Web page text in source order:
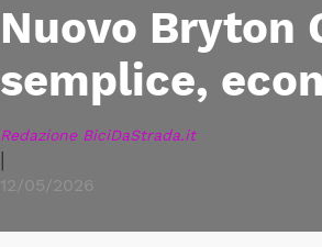
Nuovo Bryton
semplice,
Redazione BiciDaStrada.it
|
12/05/2026